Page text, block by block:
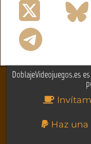
DoblajeVideojuegos.es
Haz